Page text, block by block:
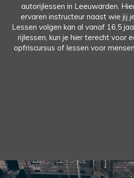
autorijlessen in Leeuwarden.
ervaren instructeur naast wie jij
Lessen volgen kan al vanaf 16,5
rijlessen, kun je hier terecht voor
opfriscursus of lessen voor